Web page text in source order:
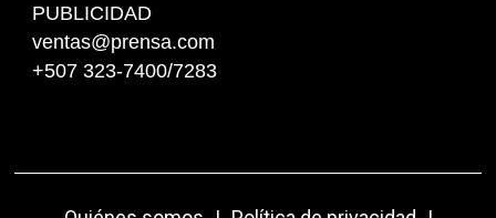
PUBLICIDAD
ventas@prensa.com
+507 323-7400/7283